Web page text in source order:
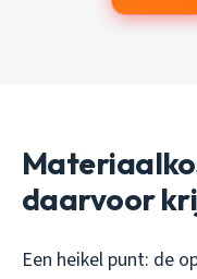
daarvoor
Een heikel punt: de